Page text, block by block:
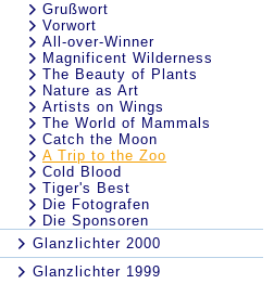
Grußwort
Vorwort
All-over-Winner
Magnificent Wilderness
The Beauty of Plants
Nature as Art
Artists on Wings
The World of Mammals
Catch the Moon
A Trip to the Zoo
Cold Blood
Tiger's Best
Die Fotografen
Die Sponsoren
Glanzlichter 2000
Glanzlichter 1999